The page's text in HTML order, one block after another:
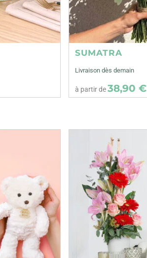
SUMATRA
Livraison dès demain
à partir de38,90 €